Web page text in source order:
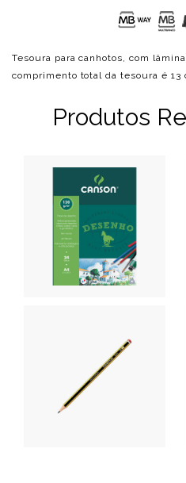
Tesoura para canhotos, com
comprimento total da tesoura é 13
Produtos